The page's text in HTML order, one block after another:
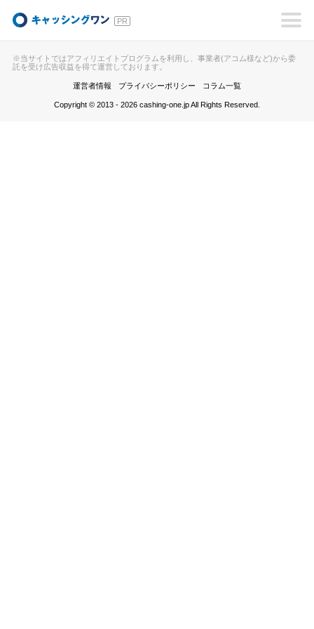
キャッシングワン
※当サイトではアフィリエイトプログラムを利用し、事業者(アコム様など)から委
託を受け広告収益を得て運営しております。
運営者情報 プライバシーポリシー コラム一覧
Copyright © 2013 - 2026 cashing-one.jp All Rights Reserved.